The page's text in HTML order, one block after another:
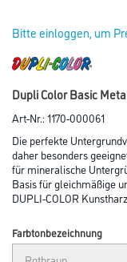
Bitte einloggen, um
Dupli Color Basic
Art-Nr.:1170-000061
Die perfekte
daher besonders
für mineralische
Basis für gleichmäßige
DUPLI-COLOR
Farbtonbezeichnung